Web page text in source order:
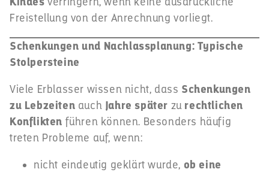
Freistellung von der Anrechnung vorliegt.
Schenkungen und Nachlassplanung: Typische
Stolpersteine
Viele Erblasser wissen nicht, dass Schenkungen
zu Lebzeiten auch Jahre später zu rechtlichen
Konflikten führen können. Besonders häufig
treten Probleme auf, wenn:
nicht eindeutig geklärt wurde, ob eine